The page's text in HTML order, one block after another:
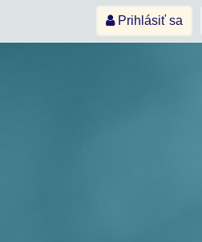
Prihlásiť sa